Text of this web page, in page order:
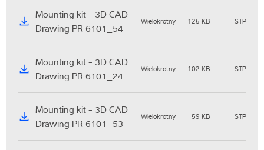
Mounting kit - 3D CAD
Drawing PR 6101_54
Wielokrotny 125 KB STP
Mounting kit - 3D CAD
Drawing PR 6101_24
Wielokrotny 102 KB STP
Mounting kit - 3D CAD
Drawing PR 6101_53
Wielokrotny 59 KB STP